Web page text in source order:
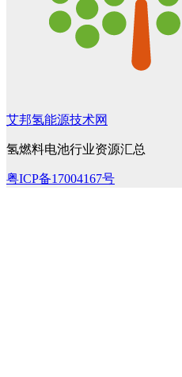
艾邦氢能源技术网
氢燃料电池行业资源汇总
粤ICP备17004167号